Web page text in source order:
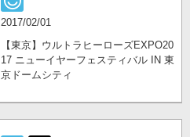
2017/02/01
【東京】ウルトラヒーローズEXPO20
17 ニューイヤーフェスティバル IN 東
京ドームシティ